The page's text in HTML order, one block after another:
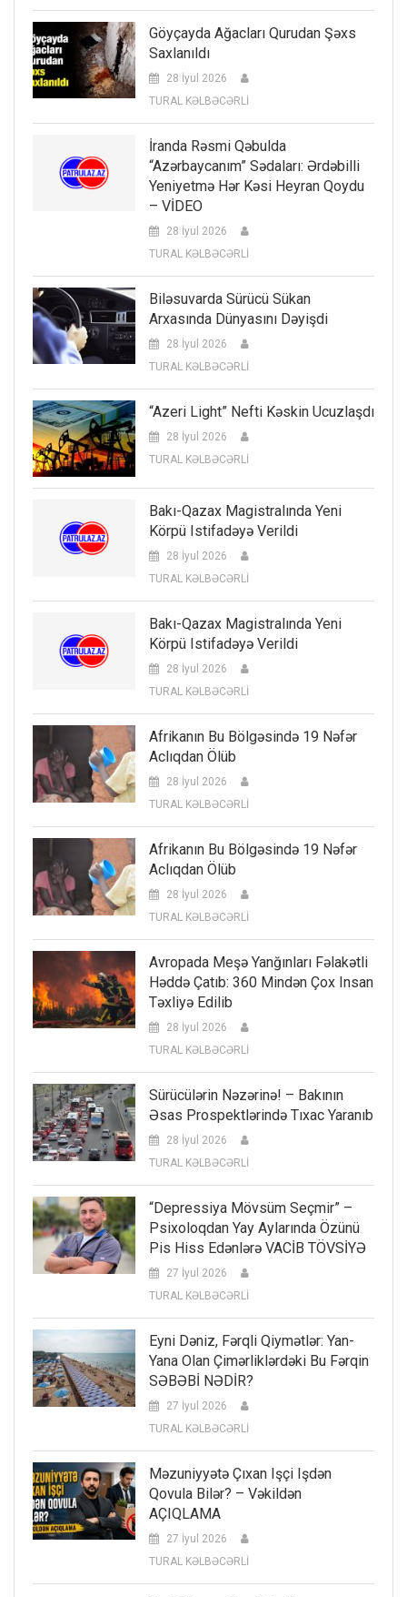
Göyçayda Ağacları Qurudan Şəxs
Saxlanıldı
28 İyul 2026
TURAL KƏLBƏCƏRLİ
İranda Rəsmi Qəbulda
“Azərbaycanım” Sədaları: Ərdəbilli
Yeniyetmə Hər Kəsi Heyran Qoydu
– VİDEO
28 İyul 2026
TURAL KƏLBƏCƏRLİ
Biləsuvarda Sürücü Sükan
Arxasında Dünyasını Dəyişdi
28 İyul 2026
TURAL KƏLBƏCƏRLİ
“Azeri Light” Nefti Kəskin Ucuzlaşdı
28 İyul 2026
TURAL KƏLBƏCƏRLİ
Bakı-Qazax Magistralında Yeni
Körpü Istifadəyə Verildi
28 İyul 2026
TURAL KƏLBƏCƏRLİ
Bakı-Qazax Magistralında Yeni
Körpü Istifadəyə Verildi
28 İyul 2026
TURAL KƏLBƏCƏRLİ
Afrikanın Bu Bölgəsində 19 Nəfər
Aclıqdan Ölüb
28 İyul 2026
TURAL KƏLBƏCƏRLİ
Afrikanın Bu Bölgəsində 19 Nəfər
Aclıqdan Ölüb
28 İyul 2026
TURAL KƏLBƏCƏRLİ
Avropada Meşə Yanğınları Fəlakətli
Həddə Çatıb: 360 Mindən Çox Insan
Təxliyə Edilib
28 İyul 2026
TURAL KƏLBƏCƏRLİ
Sürücülərin Nəzərinə! – Bakının
Əsas Prospektlərində Tıxac Yaranıb
28 İyul 2026
TURAL KƏLBƏCƏRLİ
“Depressiya Mövsüm Seçmir” –
Psixoloqdan Yay Aylarında Özünü
Pis Hiss Edənlərə VACİB TÖVSİYƏ
27 İyul 2026
TURAL KƏLBƏCƏRLİ
Eyni Dəniz, Fərqli Qiymətlər: Yan-
Yana Olan Çimərliklərdəki Bu Fərqin
SƏBƏBİ NƏDİR?
27 İyul 2026
TURAL KƏLBƏCƏRLİ
Məzuniyyətə Çıxan Işçi Işdən
Qovula Bilər? – Vəkildən
AÇIQLAMA
27 İyul 2026
TURAL KƏLBƏCƏRLİ